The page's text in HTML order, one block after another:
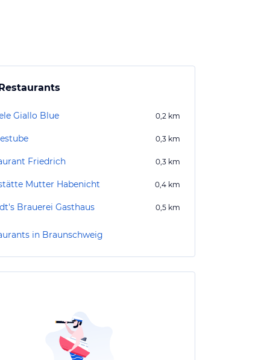
Giallo Blue 0,2 km
0,3 km
Friedrich 0,3 km
Mutter Habenicht 0,4 km
Brauerei Gasthaus 0,5 km
in Braunschweig